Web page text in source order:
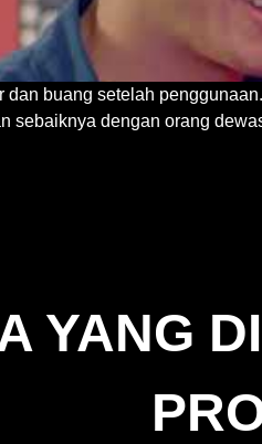
dan buang setelah
sebaiknya dengan orang
YANG